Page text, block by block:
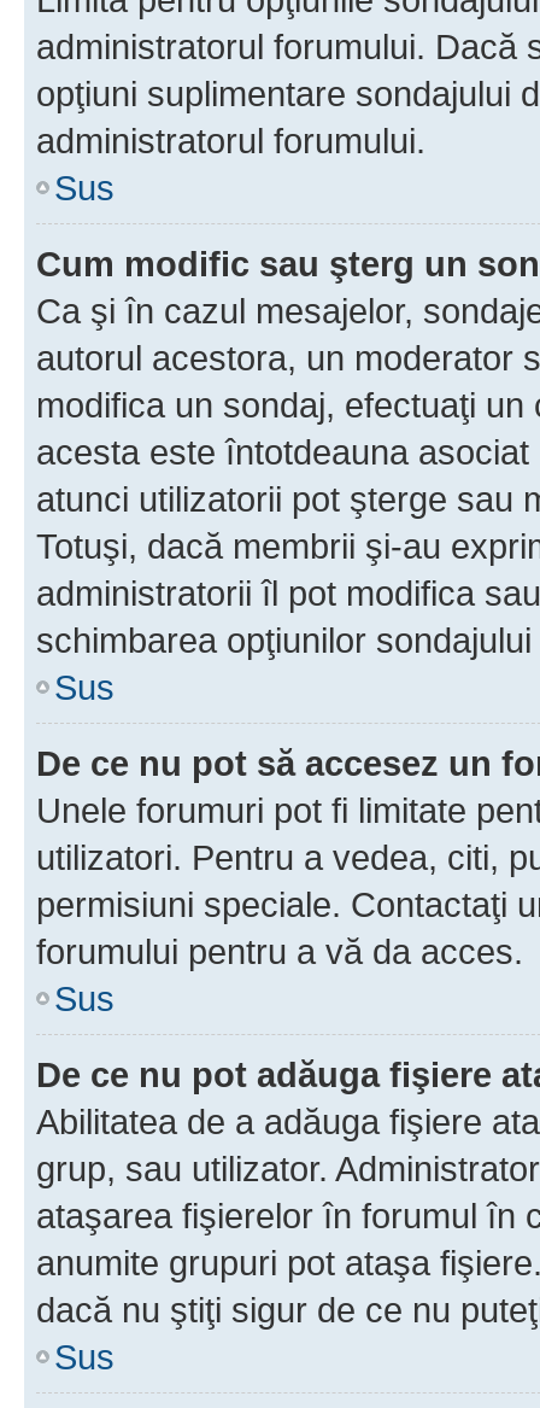
administratorul forumului. Dacă
opţiuni suplimentare sondajului
administratorul forumului.
Sus
Cum modific sau şterg un
Ca şi în cazul mesajelor,
autorul acestora, un moderator
modifica un sondaj, efectuaţi
acesta este întotdeauna
atunci utilizatorii pot şterge sau
Totuşi, dacă membrii şi-au
administratorii îl pot modifica
schimbarea opţiunilor
Sus
De ce nu pot să accesez un
Unele forumuri pot fi limitate
utilizatori. Pentru a vedea, citi,
permisiuni speciale. Contactaţi
forumului pentru a vă da acces.
Sus
De ce nu pot adăuga fişiere
Abilitatea de a adăuga fişiere
grup, sau utilizator.
ataşarea fişierelor în forumul în
anumite grupuri pot ataşa
dacă nu ştiţi sigur de ce nu
Sus